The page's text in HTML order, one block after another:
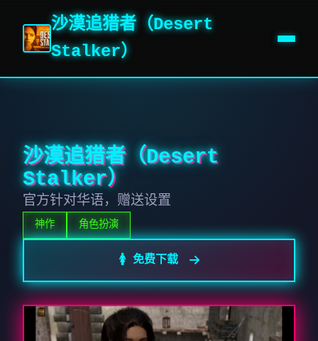
沙漠追猎者（Desert
Stalker）
沙漠追猎者（Desert
Stalker）
官方针对华语，赠送设置
神作 角色扮演
🚺 免费下载